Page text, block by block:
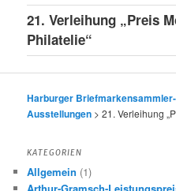
21. Verleihung „Preis
Philatelie“
Harburger
Ausstellungen >21. Verleihung
KATEGORIEN
Allgemein (1)